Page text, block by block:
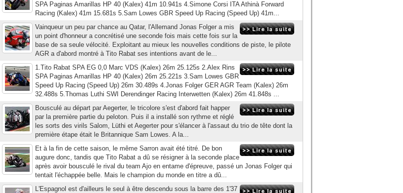
SPA Paginas Amarillas HP 40 (Kalex) 41m 10.941s 4.Simone Corsi ITA Athinà Forward
Racing (Kalex) 41m 15.681s 5.Sam Lowes GBR Speed Up Racing (Speed Up) 41m...
Vainqueur un peu par chance au Qatar, l'Allemand Jonas Folger a mis
un point d'honneur a concrétisé une seconde fois mais cette fois sur la
base de sa seule vélocité. Exploitant au mieux les nouvelles conditions de piste, le pilote
AGR a d'abord montré à Tito Rabat ses intentions avant de le...
1.Tito Rabat SPA EG 0,0 Marc VDS (Kalex) 26m 25.125s 2.Alex Rins
SPA Paginas Amarillas HP 40 (Kalex) 26m 25.221s 3.Sam Lowes GBR
Speed Up Racing (Speed Up) 26m 30.489s 4.Jonas Folger GER AGR Team (Kalex) 26m
32.488s 5.Thomas Luthi SWI Derendinger Racing Interwetten (Kalex) 26m 41.848s ...
Bousculé au départ par Aegerter, le tricolore s'est d'abord fait happer
par la première partie du peloton. Puis il a installé son rythme et réglé
les sorts des virils Salom, Lüthi et Aegerter pour s'élancer à l'assaut du trio de tête dont la
première étape était le Britannique Sam Lowes. A la...
Et à la fin de cette saison, le même Sarron avait été titré. De bon
augure donc, tandis que Tito Rabat a dû se résigner à la seconde place
après avoir bousculé le rival du team Ajo en entame d'épreuve, passé un Jonas Folger qui
tentait l'échappée belle. Mais le champion du monde en titre a dû...
L'Espagnol est d'ailleurs le seul à être descendu sous la barre des 1'37